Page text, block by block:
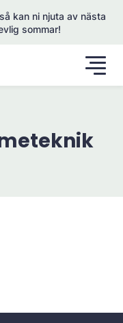
kan ni njuta av nästa
sommar!